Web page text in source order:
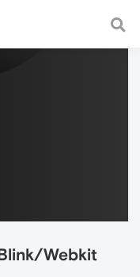
a fast and
Webkit